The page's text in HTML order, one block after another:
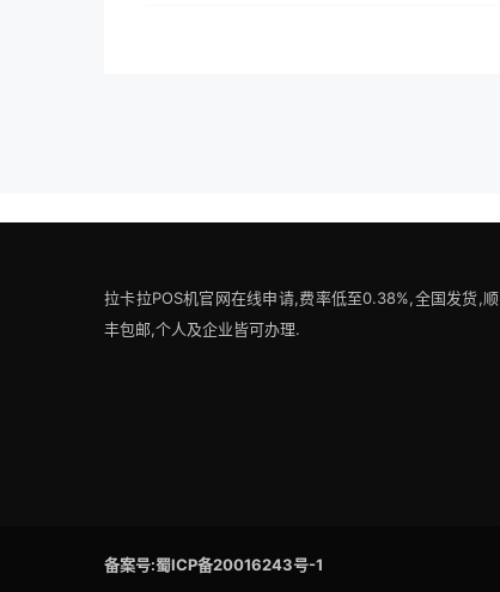
拉卡拉POS机官网在线申请,费率低至0.38%,全国发货,顺
丰包邮,个人及企业皆可办理.
备案号:蜀ICP备20016243号-1